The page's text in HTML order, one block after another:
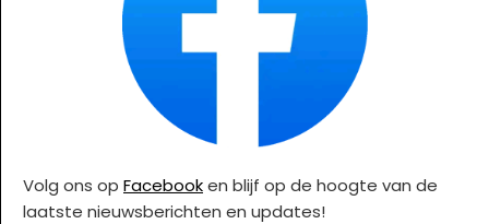
Volg ons op Facebooken blijf op de hoogte van de
laatste nieuwsberichten en updates!